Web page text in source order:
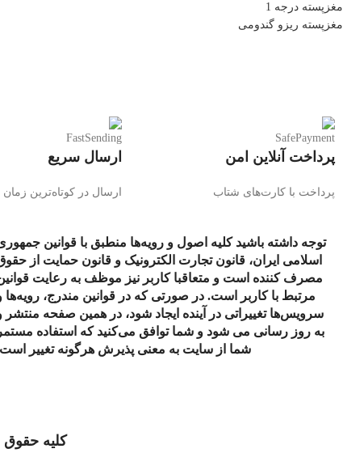
مغزپسته درجه 1
مغزپسته ریزو گندومی
پرداخت آنلاین امن
پرداخت با کارت‌های شتاب
ارسال سریع
ارسال در کوتاه‌ترین زمان
توجه داشته باشید کلیه اصول و رویه‏‌ها منطبق با قوانین
اسلامی ایران، قانون تجارت الکترونیک و قانون حمایت از
مصرف کننده است و متعاقبا کاربر نیز موظف به رعایت
مرتبط با کاربر است. در صورتی که در قوانین مندرج، رویه‏‌ها
سرویس‏‌ها تغییراتی در آینده ایجاد شود، در همین صفحه منتشر
به روز رسانی می شود و شما توافق می‏‌کنید که استفاده مستمر
شما از سایت به معنی پذیرش هرگونه تغییر
کلیه